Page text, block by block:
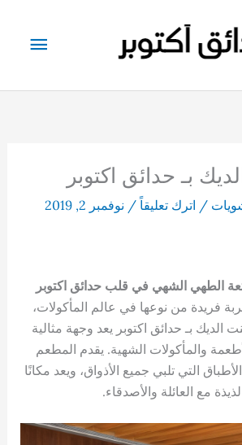
بـ حدائق اكتوبر
/ اترك تعليقاً / نوفمبر 2, 2019
الطهي الشهي في قلب حدائق اكتوبر
فريدة من نوعها في عالم المأكولات،
بـ حدائق اكتوبر يعد وجهة مثالية
والمأكولات الشهية. يقدم المطعم
التي تلبي جميع الأذواق، ويعد مكانًا
مع العائلة والأصدقاء.